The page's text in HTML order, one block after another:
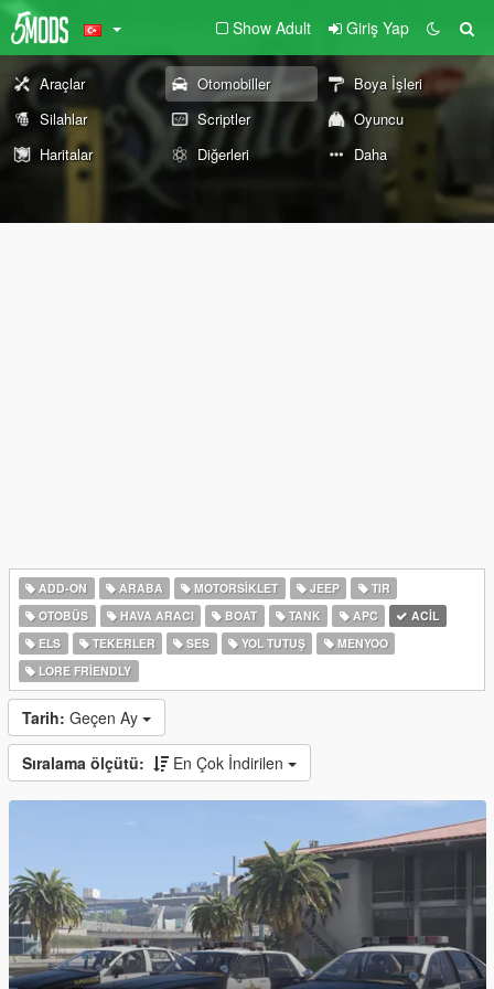
Show Adult Giriş Yap
Araçlar Otomobiller
Boya İşleri
Silahlar
Scriptler
Oyuncu
Haritalar
Diğerleri Daha
ADD-ON ARABA MOTORSIKLET JEEP
TIR
OTOBÜS
HAVA ARACI BOAT TANK APC
ACIL
ELS
TEKERLER SES YOL TUTUŞ
MENYOO
LORE FRIENDLY
Tarih: Geçen Ay
Sıralama ölçütü: En Çok İndirilen